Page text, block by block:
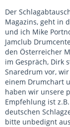
Der
Magazins, geht in
und ich Mike
Jamclub
den Österreicher
im Gespräch, Dirk
Snaredrum vor,
einem Drumchart
haben wir unsere
Empfehlung ist
deutschen
bitte unbedignt